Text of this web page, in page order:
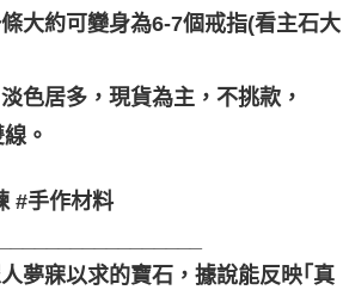
大約可變身為6-7個戒指(看主石大
色居多，現貨為主，不挑款，
。
#手作材料
夢寐以求的寶石，據說能反映｢真